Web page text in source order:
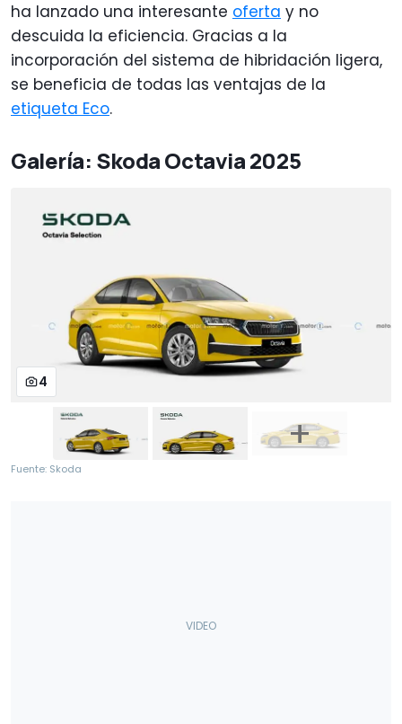
ha lanzado una interesante oferta y no
descuida la eficiencia. Gracias a la
incorporación del sistema de hibridación ligera,
se beneficia de todas las ventajas de la
etiqueta Eco.
Galería: Skoda Octavia 2025
4
Fuente: Skoda